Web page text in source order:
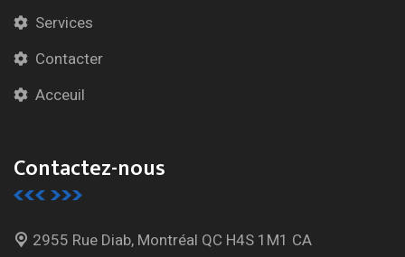
Services
Contacter
Acceuil
Contactez-nous
2955 Rue Diab, Montréal QC H4S 1M1 CA